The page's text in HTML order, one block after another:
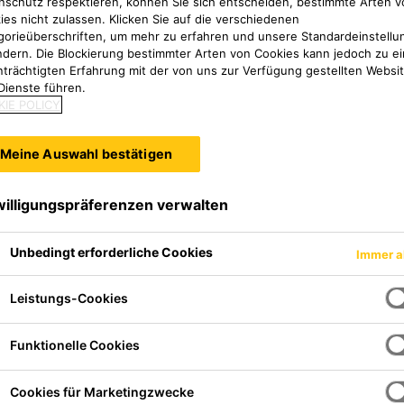
Imprägnierung, die dazu
vor dem Eindringen
und die Verschmutzung
reduzieren. Sikagard®-790
die Diffusion von
das Eindringen von
nicht zulassen. Klicken Sie auf die verschiedenen
um mehr zu erfahren und unsere
Die Blockierung bestimmter Arten von Cookies kann jedoch zu
Erfahrung mit der von uns zur Verfügung gestellten
führen.
POLICY
Meine Auswahl bestätigen
verwalten
Unbedingt erforderliche Cookies Immer
Leistungs-Cookies
Funktionelle Cookies
Cookies für Marketingzwecke